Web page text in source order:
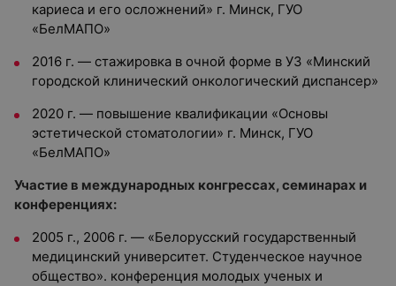
кариеса и его осложнений» г. Минск, ГУО
«БелМАПО»
2016 г. — стажировка в очной форме в УЗ «Минский
городской клинический онкологический диспансер»
2020 г. — повышение квалификации «Основы
эстетической стоматологии» г. Минск, ГУО
«БелМАПО»
Участие в международных конгрессах, семинарах и
конференциях:
2005 г., 2006 г. — «Белорусский государственный
медицинский университет. Студенческое научное
общество». конференция молодых ученых и